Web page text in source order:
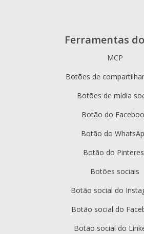
Ferramentas
MCP
Botões de
Botões de mídia
Botão do
Botão do
Botão do
Botões sociais
Botão social do
Botão social do
Botão social do